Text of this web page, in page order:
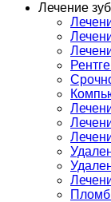
Лечение